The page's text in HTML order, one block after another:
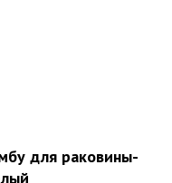
для раковины-